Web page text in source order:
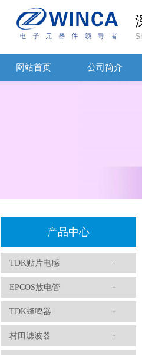
网站首页 公司简介
产品中心
TDK贴片电感
EPCOS放电管
TDK蜂鸣器
村田滤波器